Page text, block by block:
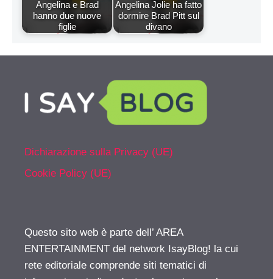
Angelina e Brad
hanno due nuove
figlie
Angelina Jolie ha fatto
dormire Brad Pitt sul
divano
Dichiarazione sulla Privacy (UE)
Cookie Policy (UE)
Questo sito web è parte dell’ AREA
ENTERTAINMENT del network IsayBlog! la cui
rete editoriale comprende siti tematici di